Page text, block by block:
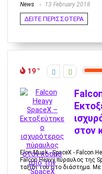
News 13 February 2018
ΔΕΙΤΕ ΠΕΡΙΣΣΟΤΕΡΑ
19
στον
Elon Musk - SpaceX - Falcon
Falcon Heavy πύραυλος της
ταξίδι του στο διάστημα. Με